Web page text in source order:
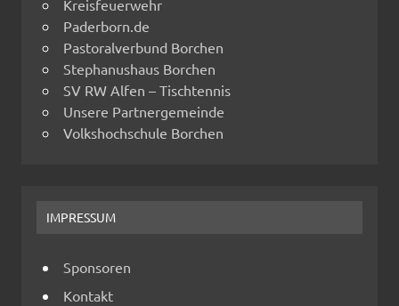
Kreisfeuerwehr
Paderborn.de
Pastoralverbund Borchen
Stephanushaus Borchen
SV RW Alfen – Tischtennis
Unsere Partnergemeinde
Volkshochschule Borchen
IMPRESSUM
Sponsoren
Kontakt